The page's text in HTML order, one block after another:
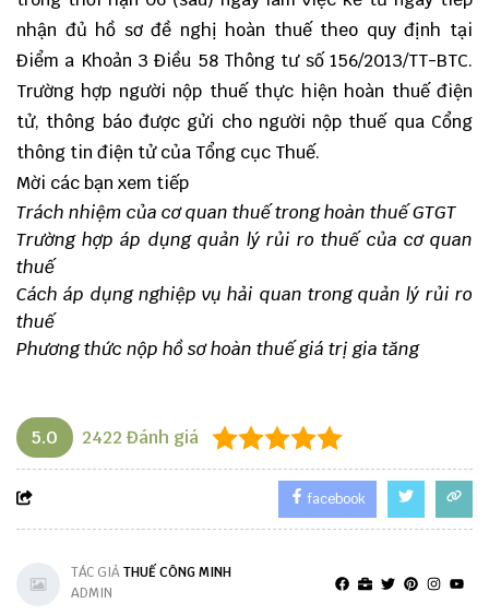
nhận đủ hồ sơ đề nghị hoàn thuế theo quy định tại
Điểm a Khoản 3 Điều 58 Thông tư số 156/2013/TT-BTC.
Trường hợp người nộp thuế thực hiện hoàn thuế điện
tử, thông báo được gửi cho người nộp thuế qua Cổng
thông tin điện tử của Tổng cục Thuế.
Mời các bạn xem tiếp
Trách nhiệm của cơ quan thuế trong hoàn thuế GTGT
Trường hợp áp dụng quản lý rủi ro thuế của cơ quan
thuế
Cách áp dụng nghiệp vụ hải quan trong quản lý rủi ro
thuế
Phương thức nộp hồ sơ hoàn thuế giá trị gia tăng
5.0 2422 Đánh giá
facebook
TÁC GIẢTHUẾ CÔNG MINH
ADMIN